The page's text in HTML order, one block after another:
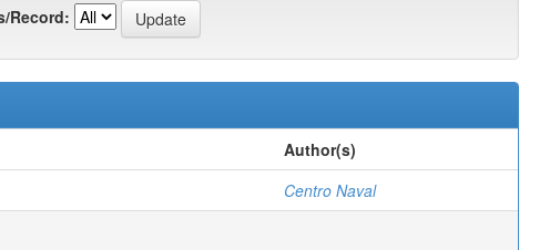
Record:
Author(s)
Centro Naval